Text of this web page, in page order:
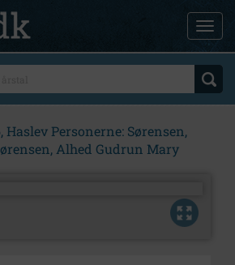
Haslev Personerne: Sørensen,
Alhed Gudrun Mary